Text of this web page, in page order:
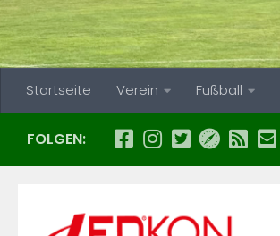
Startseite Verein Fußball
FOLGEN: